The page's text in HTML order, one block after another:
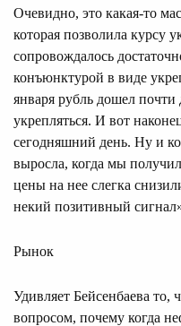
Очевидно, это какая-то
которая позволила курсу
сопровождалось
конъюнктурой в виде
января рубль дошел почти
укрепляться. И вот
сегодняшний день. Ну и
выросла, когда мы
цены на нее слегка
некий позитивный
Рынок
Удивляет Бейсенбаева то,
вопросом, почему когда